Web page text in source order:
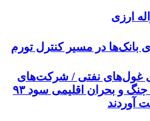
ارزی
بانک‌ها در مسیر کنترل تورم
غول‌های نفتی / شرکت‌های
بزرگ نفتی در میانه جنگ و بحران اقلیمی سود ۹۳
آوردند